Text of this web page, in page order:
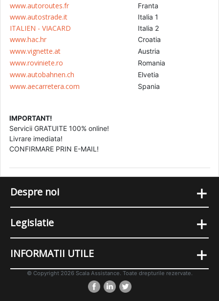
www.autoroutes.fr Franta
www.autostrade.it Italia 1
ITALIEN - VIACARD Italia 2
www.hac.hr Croatia
www.vignette.at Austria
www.roviniete.ro Romania
www.autobahnen.ch Elvetia
www.aecarretera.com Spania
IMPORTANT!
Servicii GRATUITE 100% online!
Livrare imediata!
CONFIRMARE PRIN E-MAIL!
Despre noi +
Legislatie +
INFORMATII UTILE +
© Copyright 2026 Scala Assistance. Toate drepturile rezervate.